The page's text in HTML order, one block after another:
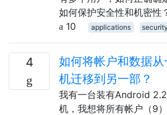
如何保护安全性和机密性
10
applications security
4
如何将帐户和数据
机迁移到另一部？
我有一台装有Android
机，我想将所有帐户（9